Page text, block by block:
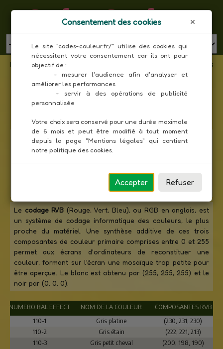
Codes Couleur
MENU
Liste des couleurs RAL Effect en composantes
RVB
Toutes les couleurs
Le nuancierRAL Effectest la première collection de RAL
basée sur des systèmes de peinture à base d'eau, sans
420 couleurs solides et 70 couleurs métalliques (marquées
Le codage RVB (Rouge, Vert, Bleu), ou RGB en anglais, est
un système de codage informatique des couleurs, le plus
proche du matériel. Une synthèse additive de ces trois
composantes de couleur primaire comprises entre 0 et 255
permet aux écrans d'ordinateurs de reconstituer une
couleur, formant sur l'écran une mosaïque trop petite pour
être aperçue. Le blanc est obtenu par (255, 255, 255) et le
noir par (0, 0, 0).
NUMERO RAL EFFECT NOM DE LA COULEUR
COMPOSANTES RVB
110-1
Gris platine
(230, 231, 230)
110-2
Gris étain
(222, 221, 213)
110-3
Gris petit cheval
(200, 198, 190)
Consentement des cookies
Le site "codes-couleur.fr/" utilise des cookies qui
nécessitent votre consentement car ils ont pour
objectif de :
améliorer les performances
     - servir à des opérations de publicité
personnalisée
Votre choix sera conservé pour une durée maximale
de 6 mois et peut être modifié à tout moment
depuis la page "Mentions légales" qui contient
notre politique des cookies.
Accepter Refuser